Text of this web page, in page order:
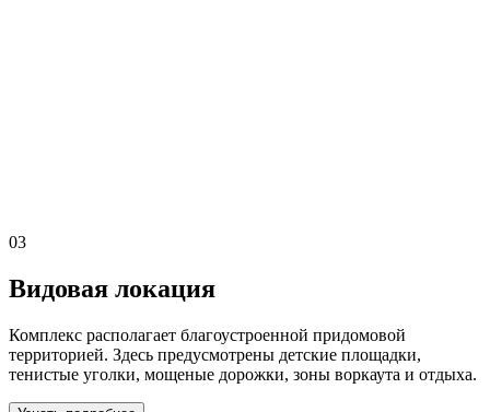
03
Видовая локация
Комплекс располагает благоустроенной придомовой
территорией. Здесь предусмотрены детские площадки,
тенистые уголки, мощеные дорожки, зоны воркаута и отдыха.